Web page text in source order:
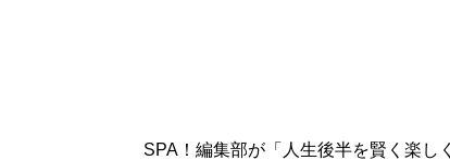
SPA！編集部が「人生後半を賢く楽し